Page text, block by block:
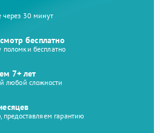
через 30 минут
бесплатно
бесплатно
7+ лет
любой сложности
предоставляем гарантию